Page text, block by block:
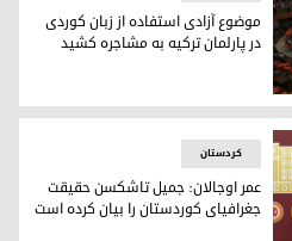
آزادی استفاده از زبان کوردی
موضوع آزادی استفاده از زبان کوردی
در پارلمان ترکیه به مشاجره کشید
کردستان
عمر اوجالان: جمیل تاشکسن حقیقت
جغرافیای کوردستان را بیان کرده است